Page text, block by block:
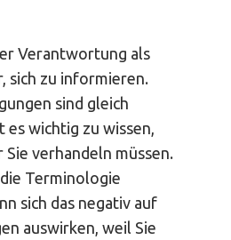
Verantwortung als
sich zu informieren.
sind gleich
es wichtig zu wissen,
verhandeln müssen.
Terminologie
sich das negativ auf
auswirken, weil Sie